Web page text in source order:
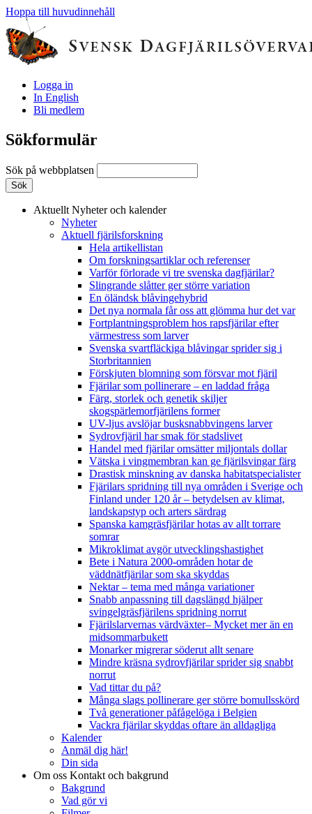
Hoppa till huvudinnehåll
Logga in
In English
Bli medlem
Sökformulär
Sök på webbplatsen
Aktuellt Nyheter och kalender
Nyheter
Aktuell fjärilsforskning
Hela artikellistan
Om forskningsartiklar och referenser
Varför förlorade vi tre svenska dagfjärilar?
Slingrande slåtter ger större variation
En öländsk blåvingehybrid
Det nya normala får oss att glömma hur det var
Fortplantningsproblem hos rapsfjärilar efter
värmestress som larver
Svenska svartfläckiga blåvingar sprider sig i
Storbritannien
Förskjuten blomning som försvar mot fjäril
Fjärilar som pollinerare – en laddad fråga
Färg, storlek och genetik skiljer
skogspärlemorfjärilens former
UV-ljus avslöjar busksnabbvingens larver
Sydrovfjäril har smak för stadslivet
Handel med fjärilar omsätter miljontals dollar
Vätska i vingmembran kan ge fjärilsvingar färg
Drastisk minskning av danska habitatspecialister
Fjärilars spridning till nya områden i Sverige och
Finland under 120 år– betydelsen av klimat,
landskapstyp och arters särdrag
Spanska kamgräsfjärilar hotas av allt torrare
somrar
Mikroklimat avgör utvecklingshastighet
Bete i Natura 2000-områden hotar de
väddnätfjärilar som ska skyddas
Nektar – tema med många variationer
Snabb anpassning till dagslängd hjälper
svingelgräsfjärilens spridning norrut
Fjärilslarvernas värdväxter– Mycket mer än en
midsommarbukett
Monarker migrerar söderut allt senare
Mindre kräsna sydrovfjärilar sprider sig snabbt
norrut
Vad tittar du på?
Många slags pollinerare ger större bomullsskörd
Två generationer påfågelöga i Belgien
Vackra fjärilar skyddas oftare än alldagliga
Kalender
Anmäl dig här!
Din sida
Om oss Kontakt och bakgrund
Bakgrund
Vad gör vi